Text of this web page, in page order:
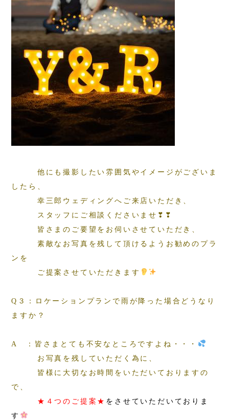
他にも撮影したい雰囲気やイメージがございま
したら、
幸三郎ウェディングへご来店いただき、
スタッフにご相談くださいませ❣❣
皆さまのご要望をお伺いさせていただき、
素敵なお写真を残して頂けるようお勧めのプラ
ンを
ご提案させていただきます
Q３：ロケーションプランで雨が降った場合どうなり
ますか？
A ：皆さまとても不安なところですよね・・・
お写真を残していただく為に、
皆様に大切なお時間をいただいておりますの
で、
★４つのご提案★ をさせていただいておりま
す